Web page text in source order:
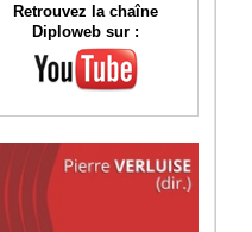
Retrouvez la chaîne
Diploweb sur :